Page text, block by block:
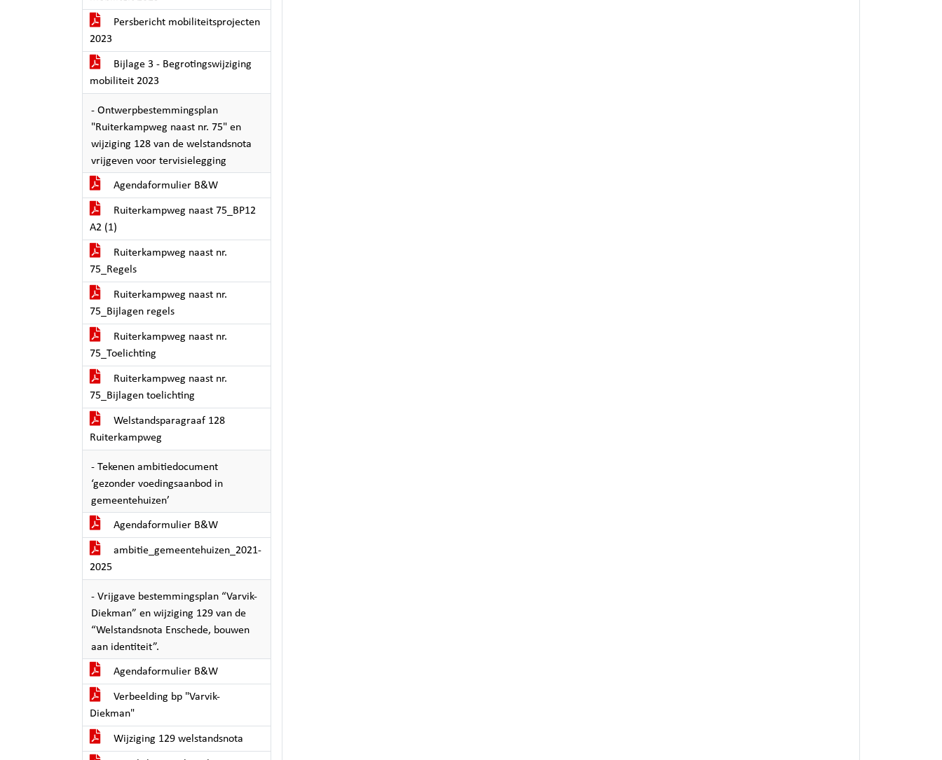
Persbericht mobiliteitsprojecten
2023
Bijlage 3 - Begrotingswijziging
mobiliteit 2023
- Ontwerpbestemmingsplan
"Ruiterkampweg naast nr. 75" en
wijziging 128 van de welstandsnota
vrijgeven voor tervisielegging
Agendaformulier B&W
Ruiterkampweg naast 75_BP12
A2 (1)
Ruiterkampweg naast nr.
75_Regels
Ruiterkampweg naast nr.
75_Bijlagen regels
Ruiterkampweg naast nr.
75_Toelichting
Ruiterkampweg naast nr.
75_Bijlagen toelichting
Welstandsparagraaf 128
Ruiterkampweg
- Tekenen ambitiedocument
‘gezonder voedingsaanbod in
gemeentehuizen’
Agendaformulier B&W
ambitie_gemeentehuizen_2021-
2025
- Vrijgave bestemmingsplan “Varvik-
Diekman” en wijziging 129 van de
“Welstandsnota Enschede, bouwen
aan identiteit”.
Agendaformulier B&W
Verbeelding bp "Varvik-
Diekman"
Wijziging 129 welstandsnota